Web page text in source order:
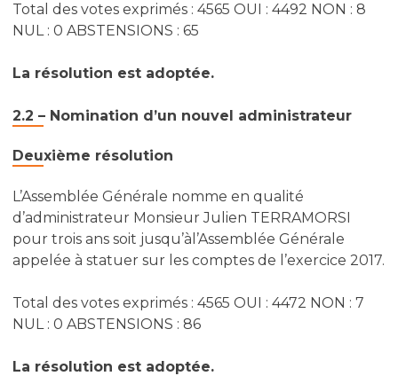
Total des votes exprimés : 4565 OUI : 4492 NON : 8
NUL : 0 ABSTENSIONS : 65
La résolution est adoptée.
2.2 – Nomination d’un nouvel administrateur
Deuxième résolution
L’Assemblée Générale nomme en qualité
d’administrateur Monsieur Julien TERRAMORSI
pour trois ans soit jusqu’àl’Assemblée Générale
appelée à statuer sur les comptes de l’exercice 2017.
Total des votes exprimés : 4565 OUI : 4472 NON : 7
NUL : 0 ABSTENSIONS : 86
La résolution est adoptée.